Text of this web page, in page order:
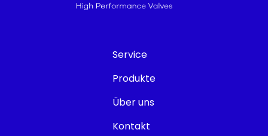
Service
Produkte
Über uns
Kontakt